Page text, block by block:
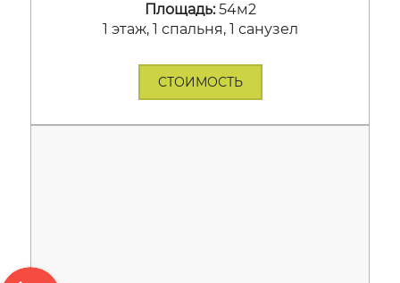
Площадь:54м2
1 этаж, 1 спальня, 1 санузел
СТОИМОСТЬ